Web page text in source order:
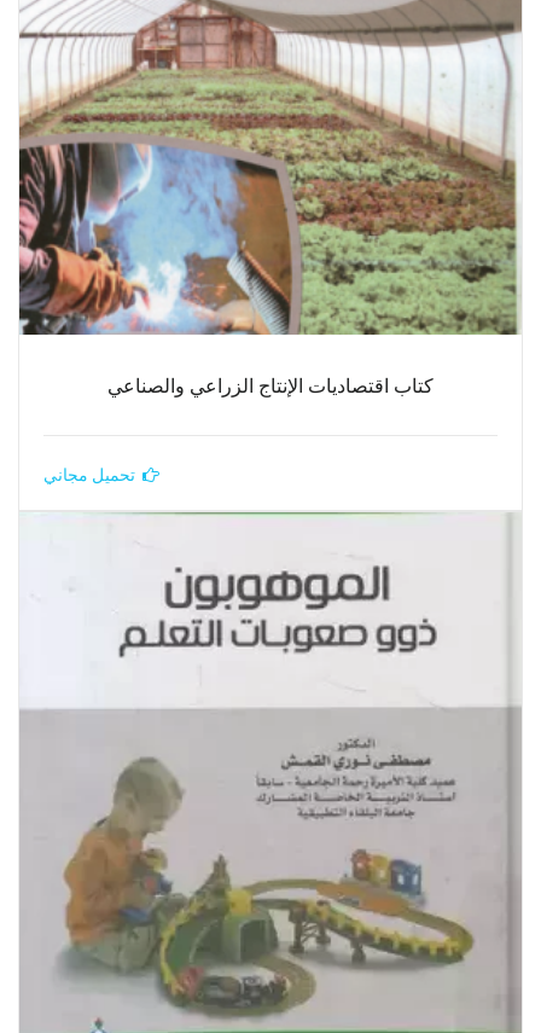
كتاب اقتصاديات الإنتاج الزراعي والصناعي
تحميل مجاني